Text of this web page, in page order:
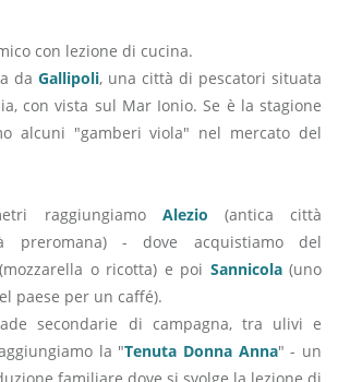
con lezione di cucina.
da Gallipoli, una città di pescatori situata
con vista sul Mar Ionio. Se è la stagione
alcuni "gamberi viola" nel mercato del
raggiungiamo Alezio (antica città
preromana) - dove acquistiamo del
o ricotta) e poi Sannicola(uno
paese per un caffé).
secondarie di campagna, tra ulivi e
la "Tenuta Donna Anna" - un